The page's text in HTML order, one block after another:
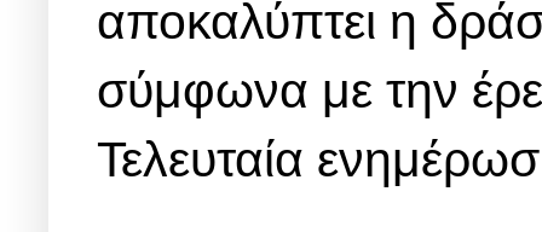
αποκαλύπτει η
σύμφωνα με την
Τελευταία